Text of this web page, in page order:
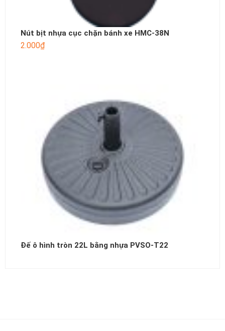
Nút bịt nhựa cục chặn bánh xe HMC-38N
2.000₫
Đế ô hình tròn 22L bằng nhựa PVSO-T22